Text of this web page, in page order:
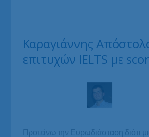
Καραγιάννης
επιτυχών IELTS με
Προτείνω την Ευρωδιάσταση διότι με